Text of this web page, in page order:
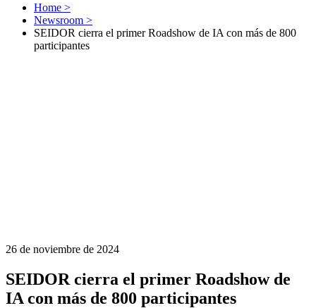
Home >
Newsroom >
SEIDOR cierra el primer Roadshow de IA con más de 800
participantes
26 de noviembre de 2024
SEIDOR cierra el primer Roadshow de
IA con más de 800 participantes